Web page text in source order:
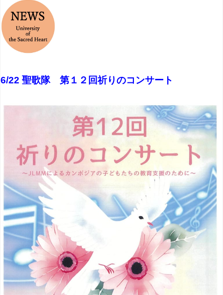
6/22 聖歌隊 第１２回祈りのコンサート